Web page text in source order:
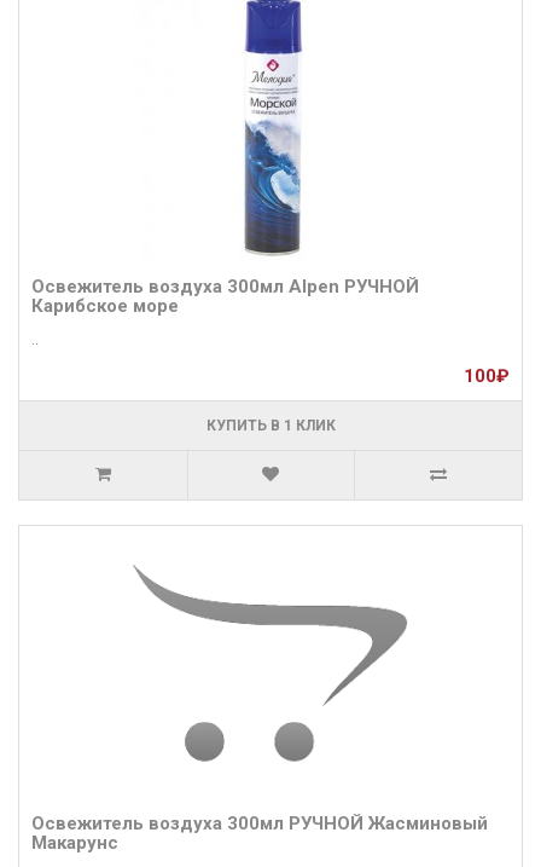
Освежитель воздуха 300мл Alpen РУЧНОЙ
Карибское море
..
100₽
КУПИТЬ В 1 КЛИК
Освежитель воздуха 300мл РУЧНОЙ Жасминовый
Макарунс